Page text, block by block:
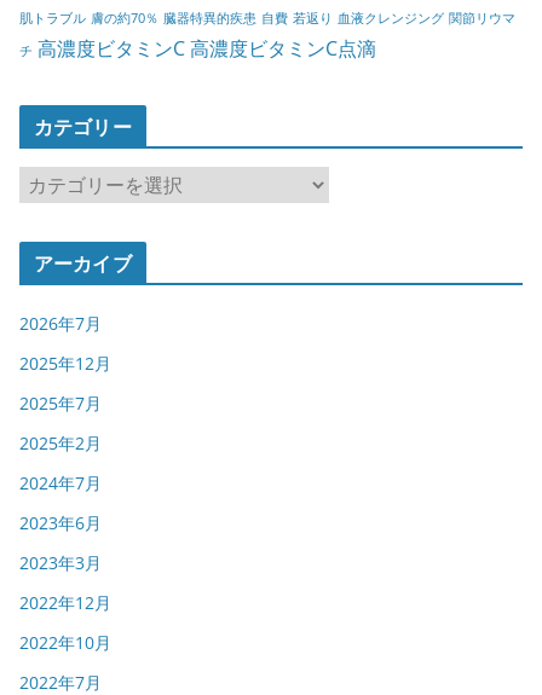
肌トラブル 膚の約70％ 臓器特異的疾患 自費 若返り 血液クレンジング 関節リウマ
チ 高濃度ビタミンC高濃度ビタミンC点滴
カテゴリー
カ
テ
ゴ
アーカイブ
2026年7月
2025年12月
2025年7月
2025年2月
2024年7月
2023年6月
2023年3月
2022年12月
2022年10月
2022年7月